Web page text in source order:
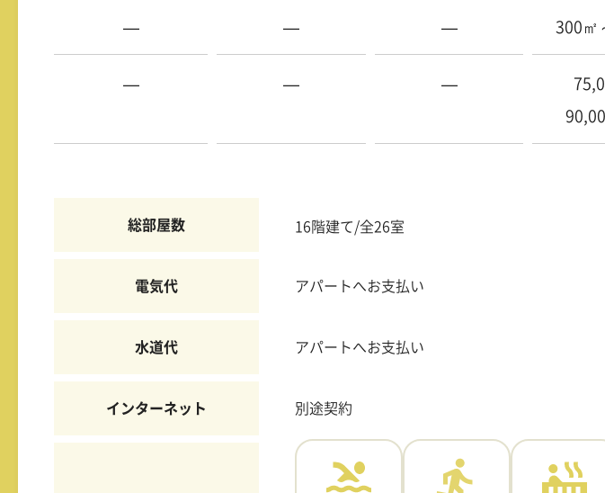
— — — 300㎡
— — —
総部屋数 16階建て/全26室
電気代 アパートへお支払い
水道代 アパートへお支払い
インターネット 別途契約